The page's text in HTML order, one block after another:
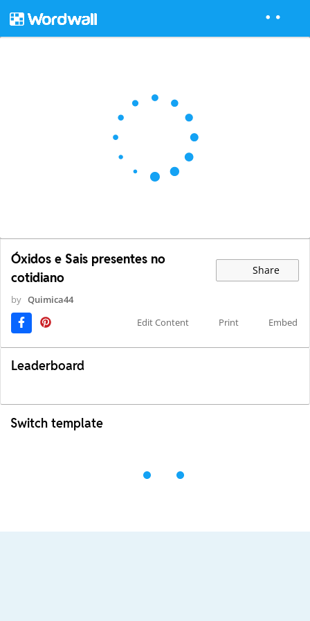
Óxidos e Sais presentes no
cotidiano
Share
by Quimica44
Edit Content
Print Embed
Leaderboard
Switch template